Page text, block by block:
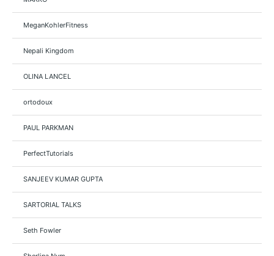
MeganKohlerFitness
Nepali Kingdom
OLINA LANCEL
ortodoux
PAUL PARKMAN
PerfectTutorials
SANJEEV KUMAR GUPTA
SARTORIAL TALKS
Seth Fowler